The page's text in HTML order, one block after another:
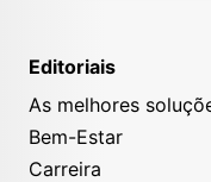
Editoriais
As melhores
Bem-Estar
Carreira